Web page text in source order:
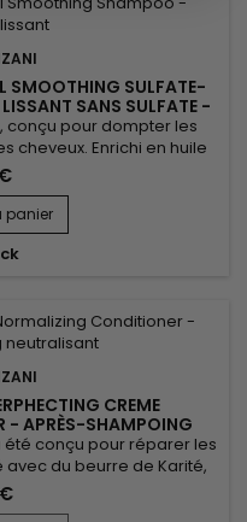
SMOOTHING SULFATE-
SANS SULFATE -
conçu pour dompter les
cheveux. Enrichi en huile
réparatrices et
L'extrait d'agave
alourdir. Mizani&nbsp;
Free Shampoo est
panier
CREME
- APRÈS-SHAMPOING
conçu pour réparer les
avec du beurre de Karité,
l'après-shampoing Mizani
Neutralisant hydrate et